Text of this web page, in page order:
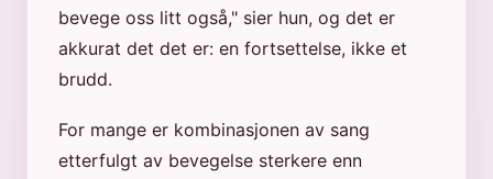
bevege oss litt også," sier hun, og det er
akkurat det det er: en fortsettelse, ikke et
brudd.
For mange er kombinasjonen av sang
etterfulgt av bevegelse sterkere enn